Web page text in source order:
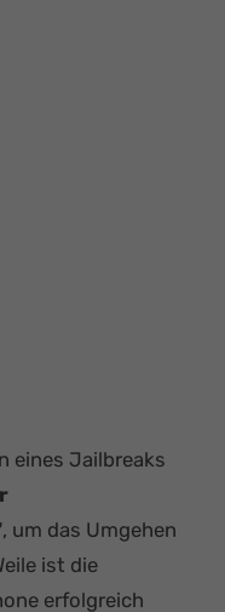
eines Jailbreaks
, um das Umgehen
ist die
erfolgreich